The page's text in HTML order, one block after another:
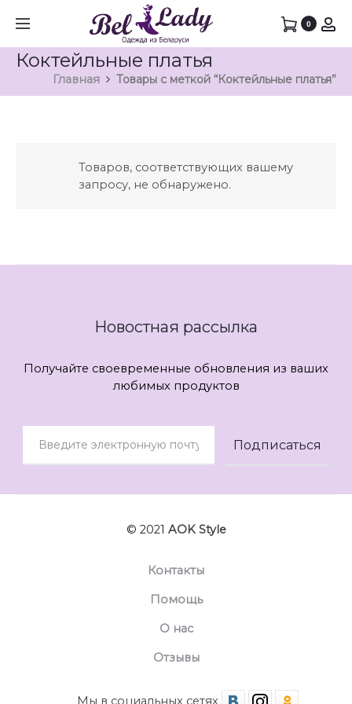
0
Коктейльные платья
Главная Товары с меткой “Коктейльные платья”
Товаров, соответствующих вашему
запросу, не обнаружено.
Новостная рассылка
Получайте своевременные обновления из ваших
любимых продуктов
© 2021 AOK Style
Контакты
Помощь
О нас
Отзывы
Мы в социальных сетях